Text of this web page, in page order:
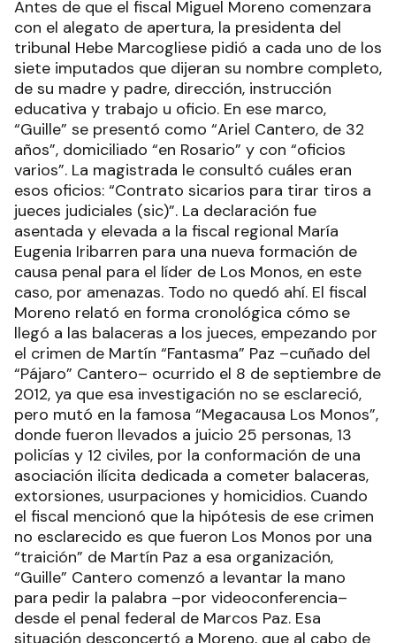
Antes de que el fiscal Miguel Moreno comenzara
con el alegato de apertura, la presidenta del
tribunal Hebe Marcogliese pidió a cada uno de los
siete imputados que dijeran su nombre completo,
de su madre y padre, dirección, instrucción
educativa y trabajo u oficio. En ese marco,
“Guille” se presentó como “Ariel Cantero, de 32
años”, domiciliado “en Rosario” y con “oficios
varios”. La magistrada le consultó cuáles eran
esos oficios: “Contrato sicarios para tirar tiros a
jueces judiciales (sic)”. La declaración fue
asentada y elevada a la fiscal regional María
Eugenia Iribarren para una nueva formación de
causa penal para el líder de Los Monos, en este
caso, por amenazas. Todo no quedó ahí. El fiscal
Moreno relató en forma cronológica cómo se
llegó a las balaceras a los jueces, empezando por
el crimen de Martín “Fantasma” Paz –cuñado del
“Pájaro” Cantero– ocurrido el 8 de septiembre de
2012, ya que esa investigación no se esclareció,
pero mutó en la famosa “Megacausa Los Monos”,
donde fueron llevados a juicio 25 personas, 13
policías y 12 civiles, por la conformación de una
asociación ilícita dedicada a cometer balaceras,
extorsiones, usurpaciones y homicidios. Cuando
el fiscal mencionó que la hipótesis de ese crimen
no esclarecido es que fueron Los Monos por una
“traición” de Martín Paz a esa organización,
“Guille” Cantero comenzó a levantar la mano
para pedir la palabra –por videoconferencia–
desde el penal federal de Marcos Paz. Esa
situación desconcertó a Moreno, que al cabo de